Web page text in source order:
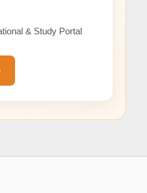
& Study Portal